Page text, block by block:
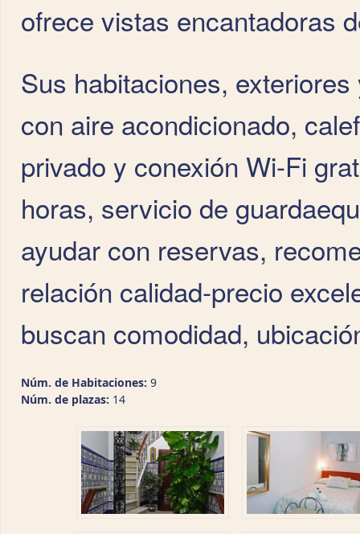
ofrece vistas encantadoras
Sus habitaciones,
con aire acondicionado,
privado y conexión Wi‑Fi
horas, servicio de
ayudar con reservas,
relación calidad‑precio
buscan comodidad,
Núm. de Habitaciones: 9
Núm. de plazas: 14